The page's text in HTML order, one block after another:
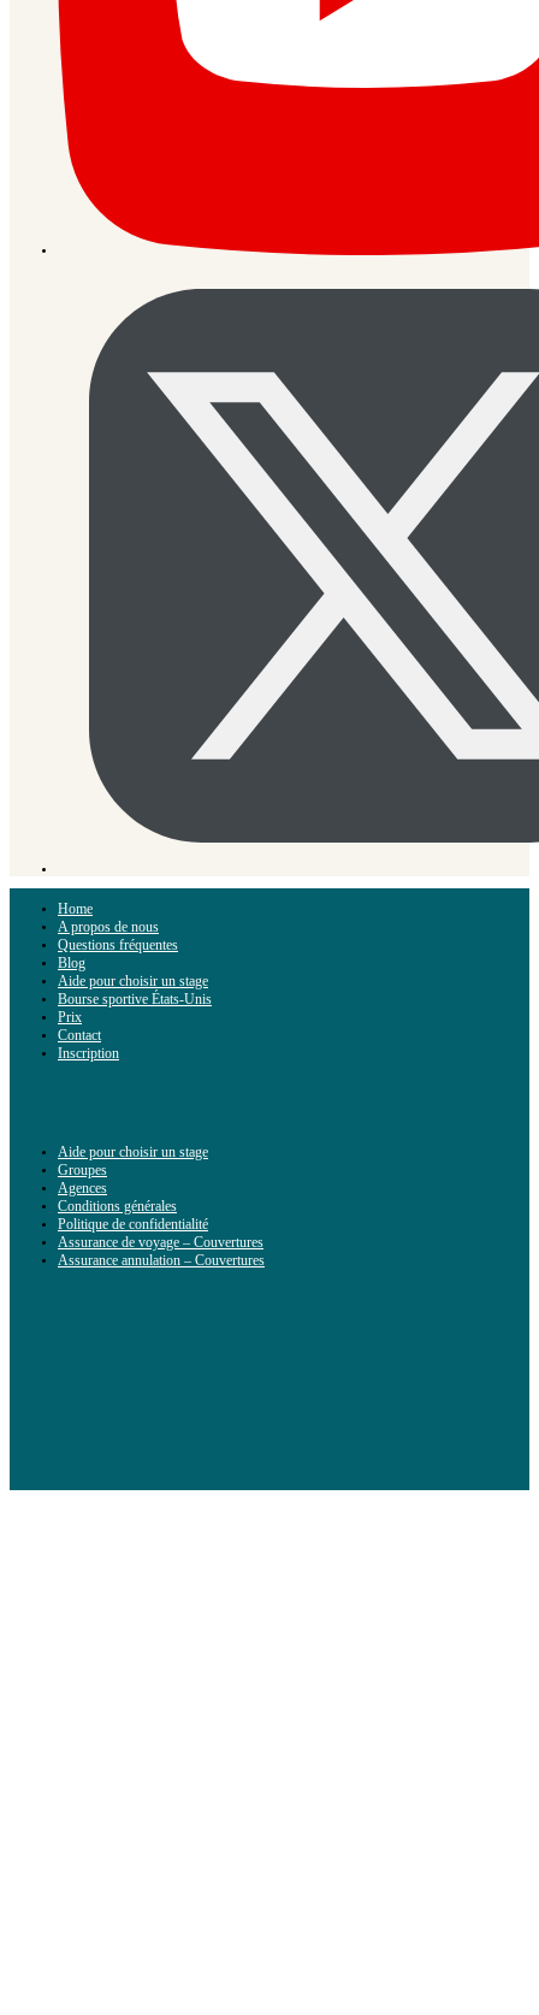
Home
A propos de nous
Questions fréquentes
Blog
Aide pour choisir un stage
Bourse sportive États-Unis
Prix
Contact
Inscription
Aide pour choisir un stage
Groupes
Agences
Conditions générales
Politique de confidentialité
Assurance de voyage – Couvertures
Assurance annulation – Couvertures